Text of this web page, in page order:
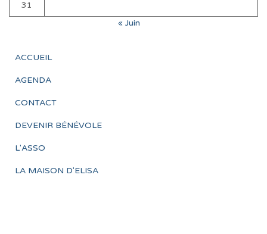
31
« Juin
ACCUEIL
AGENDA
CONTACT
DEVENIR BÉNÉVOLE
L'ASSO
LA MAISON D'ELISA